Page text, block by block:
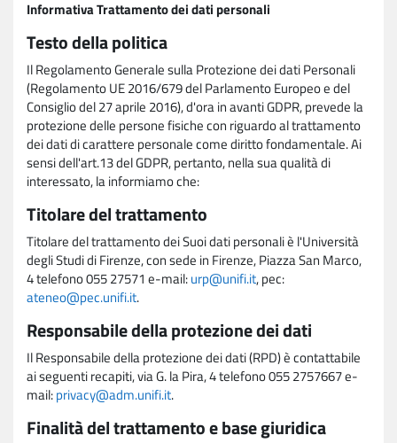
Informativa Trattamento dei dati personali
Testo della politica
Il Regolamento Generale sulla Protezione dei dati Personali
(Regolamento UE 2016/679 del Parlamento Europeo e del
Consiglio del 27 aprile 2016), d'ora in avanti GDPR, prevede la
protezione delle persone fisiche con riguardo al trattamento
dei dati di carattere personale come diritto fondamentale. Ai
sensi dell'art.13 del GDPR, pertanto, nella sua qualità di
interessato, la informiamo che:
Titolare del trattamento
Titolare del trattamento dei Suoi dati personali è l'Università
degli Studi di Firenze, con sede in Firenze, Piazza San Marco,
4 telefono 055 27571 e-mail:urp@unifi.it, pec:
ateneo@pec.unifi.it.
Responsabile della protezione dei dati
Il Responsabile della protezione dei dati (RPD) è contattabile
ai seguenti recapiti, via G. la Pira, 4 telefono 055 2757667 e-
mail:privacy@adm.unifi.it.
Finalità del trattamento e base giuridica